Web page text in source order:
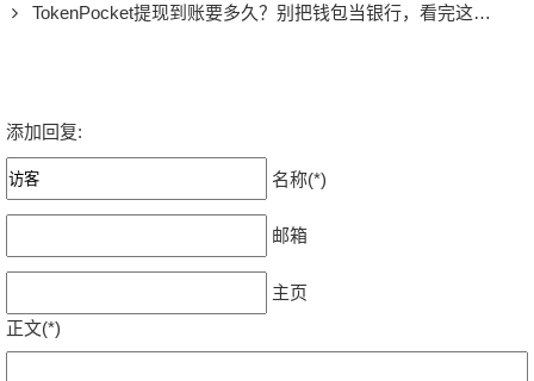
TokenPocket提现到账要多久？别把钱包当银行，看完这篇就懂了
添加回复:
名称(*)
邮箱
主页
正文(*)